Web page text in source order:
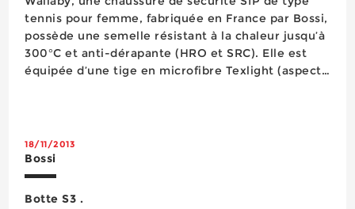
tennis pour femme, fabriquée en France par Bossi,
possède une semelle résistant à la chaleur jusqu’à
300°C et anti-dérapante (HRO et SRC). Elle est
équipée d’une tige en microfibre Texlight (aspect
18/11/2013
Bossi
Botte S3 .